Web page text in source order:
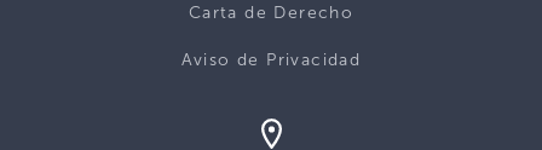
Carta de Derecho
Aviso de Privacidad